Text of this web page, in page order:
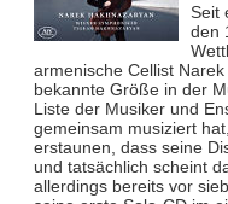
Seit
den
armenische Cellist
bekannte Größe in der
Liste der Musiker und
gemeinsam musiziert
erstaunen, dass seine
und tatsächlich scheint
allerdings bereits vor